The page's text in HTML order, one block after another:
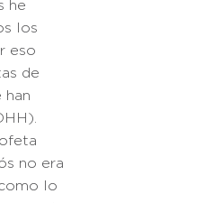
he
los
eso
de
han
no era
lo